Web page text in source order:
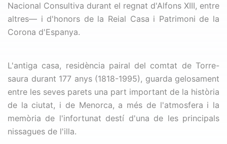
Nacional Consultiva durant el regnat d'Alfons XIII, entre
altres— i d'honors de la Reial Casa i Patrimoni de la
Corona d'Espanya.
L'antiga casa, residència pairal del comtat de Torre-
saura durant 177 anys (1818-1995), guarda gelosament
entre les seves parets una part important de la història
de la ciutat, i de Menorca, a més de l'atmosfera i la
memòria de l'infortunat destí d'una de les principals
nissagues de l'illa.